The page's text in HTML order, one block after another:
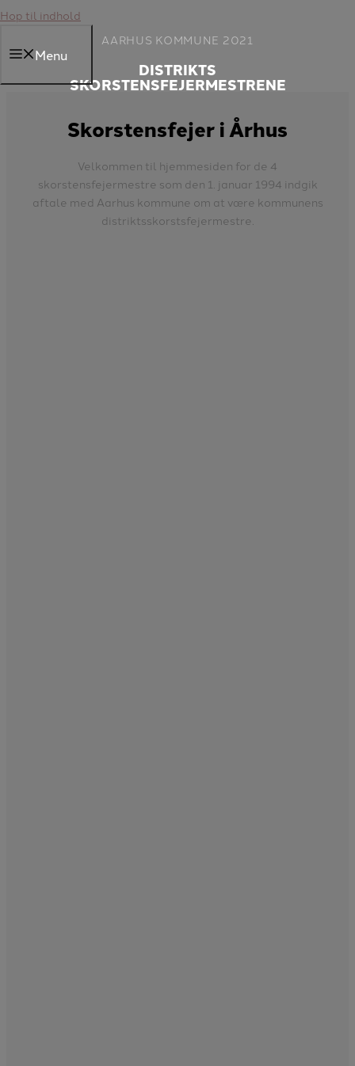
Hop til indhold
Menu
AARHUS KOMMUNE 2021
DISTRIKTS
SKORSTENSFEJERMESTRENE
Skorstensfejer i Århus
Velkommen til hjemmesiden for de 4
skorstensfejermestre som den 1. januar 1994 indgik
aftale med Aarhus kommune om at være kommunens
distriktsskorstsfejermestre.